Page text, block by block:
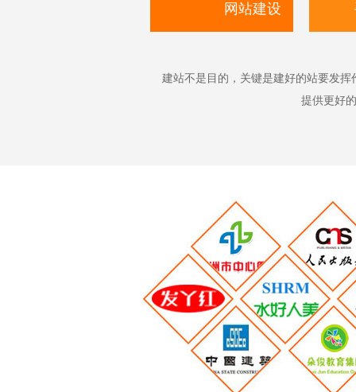
网站建设
建站不是目的，关键是建好的站要发
提供更好